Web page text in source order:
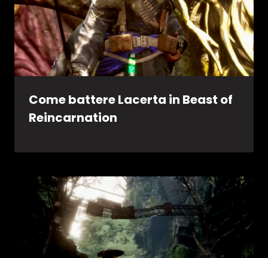
Come battere Lacerta in Beast of
Reincarnation